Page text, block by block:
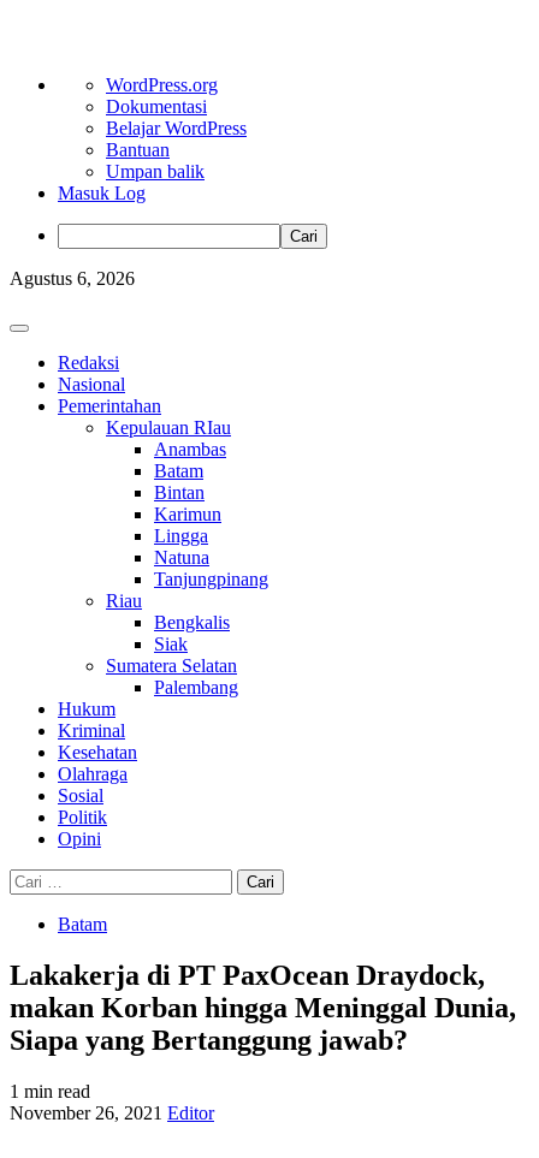
Tentang
WordPress
WordPress.org
Dokumentasi
Belajar WordPress
Bantuan
Umpan balik
Masuk Log
Cari
Skip
content
Agustus 6, 2026
Primary
Redaksi
Nasional
Pemerintahan
Kepulauan RIau
Anambas
Batam
Bintan
Karimun
Lingga
Natuna
Tanjungpinang
Riau
Bengkalis
Siak
Sumatera Selatan
Palembang
Hukum
Kriminal
Kesehatan
Olahraga
Sosial
Politik
Opini
Cari
untuk:
Batam
Lakakerja di PT PaxOcean Draydock,
makan Korban hingga Meninggal Dunia,
Siapa yang Bertanggung jawab?
1 min read
November 26, 2021 Editor